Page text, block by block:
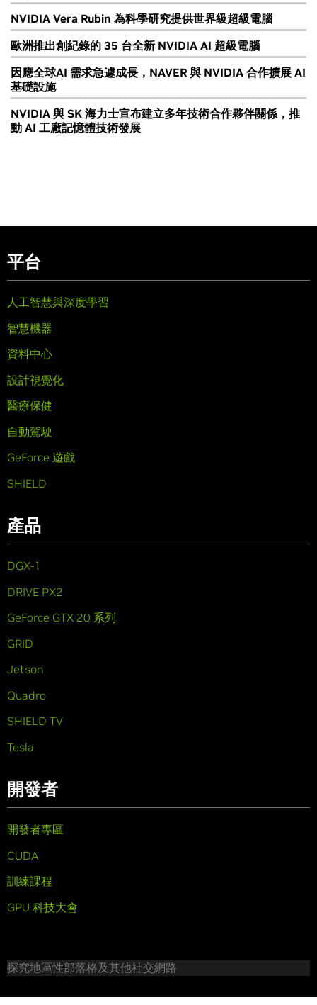
NVIDIA Vera Rubin 為科學研究提供世界級超級電腦
歐洲推出創紀錄的 35 台全新 NVIDIA AI 超級電腦
因應全球AI 需求急遽成長，NAVER 與 NVIDIA 合作擴展 AI
基礎設施
NVIDIA 與 SK 海力士宣布建立多年技術合作夥伴關係，推
動 AI 工廠記憶體技術發展
平台
人工智慧與深度學習
智慧機器
資料中心
設計視覺化
醫療保健
自動駕駛
GeForce 遊戲
SHIELD
產品
DGX-1
DRIVE PX2
GeForce GTX 20 系列
GRID
Jetson
Quadro
SHIELD TV
Tesla
開發者
開發者專區
CUDA
訓練課程
GPU 科技大會
探究地區性部落格及其他社交網路